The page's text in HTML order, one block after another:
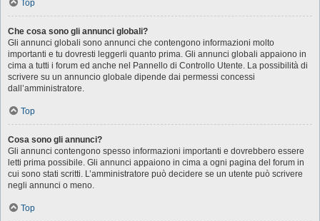
Top
Che cosa sono gli annunci globali?
Gli annunci globali sono annunci che contengono informazioni molto
importanti e tu dovresti leggerli quanto prima. Gli annunci globali appaiono in
cima a tutti i forum ed anche nel Pannello di Controllo Utente. La possibilità di
scrivere su un annuncio globale dipende dai permessi concessi
dall’amministratore.
Top
Cosa sono gli annunci?
Gli annunci contengono spesso informazioni importanti e dovrebbero essere
letti prima possibile. Gli annunci appaiono in cima a ogni pagina del forum in
cui sono stati scritti. L’amministratore può decidere se un utente può scrivere
negli annunci o meno.
Top